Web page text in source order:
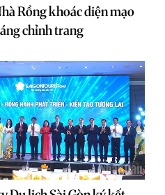
Rồng khoác diện mạo
chỉnh trang